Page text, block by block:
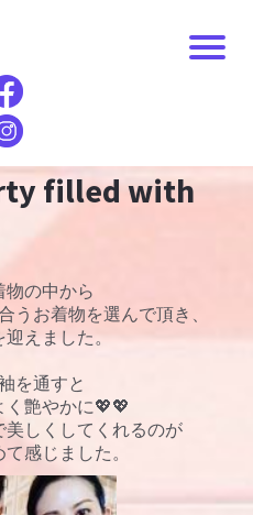
filled with
物の中から
うお着物を選んで頂き、
えました。
を通すと
艶やかに💖💖
美しくしてくれるのが
感じました。